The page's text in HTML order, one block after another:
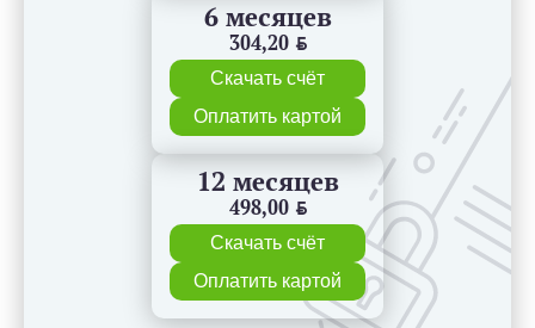
6 месяцев
304,20 BYN
Скачать счёт
Оплатить картой
12 месяцев
498,00 BYN
Скачать счёт
Оплатить картой